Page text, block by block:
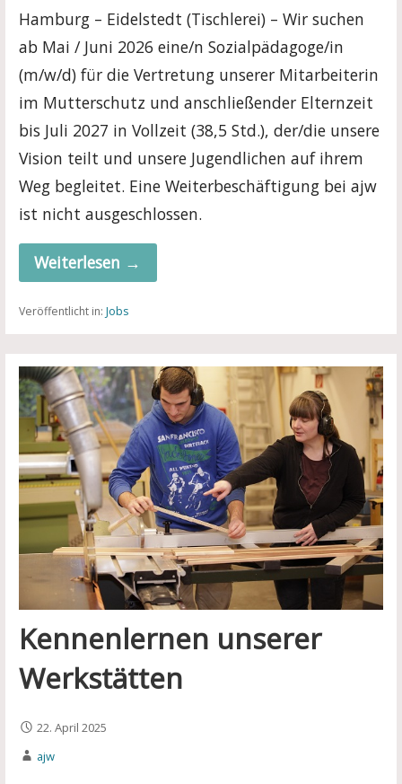
Informationsquelle.
Hamburg – Eidelstedt (Tischlerei) – Wir suchen
ab Mai / Juni 2026 eine/n Sozialpädagoge/in
(m/w/d) für die Vertretung unserer Mitarbeiterin
im Mutterschutz und anschließender Elternzeit
bis Juli 2027 in Vollzeit (38,5 Std.), der/die unsere
Vision teilt und unsere Jugendlichen auf ihrem
Weg begleitet. Eine Weiterbeschäftigung bei ajw
ist nicht ausgeschlossen.
Weiterlesen →
Veröffentlicht in: Jobs
Kennenlernen unserer
Werkstätten
22. April 2025
ajw